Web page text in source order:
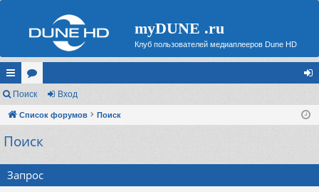
myDUNE .ru
Клуб пользователей медиаплееров Dune HD
с
ы
лк
ор
ум д
Поиск Вход
Список форумов Поиск
Поиск
Запрос